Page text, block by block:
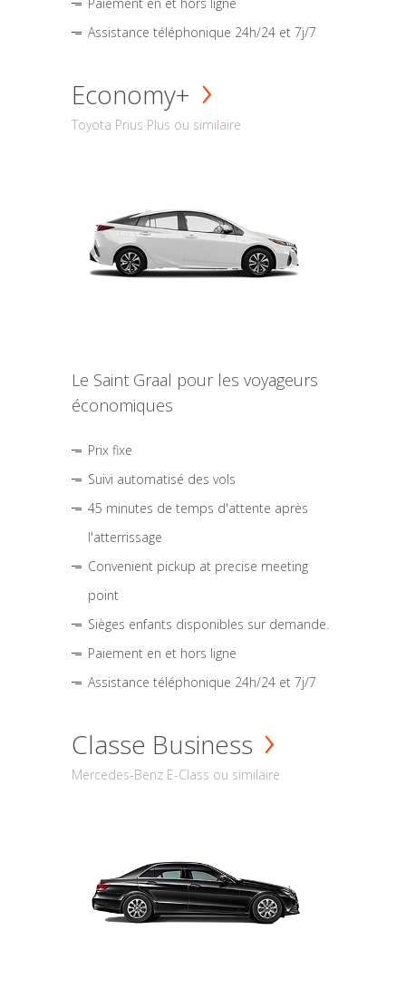
Assistance téléphonique 24h/24 et 7j/7
Economy+
Toyota Prius Plus ou similaire
Le Saint Graal pour les voyageurs
économiques
Prix fixe
Suivi automatisé des vols
45 minutes de temps d'attente après
l'atterrissage
Convenient pickup at precise meeting
point
Sièges enfants disponibles sur demande.
Paiement en et hors ligne
Assistance téléphonique 24h/24 et 7j/7
Classe Business
Mercedes-Benz E-Class ou similaire